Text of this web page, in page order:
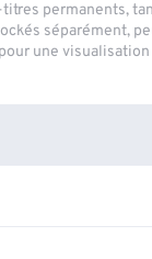
permanents,
séparément,
une